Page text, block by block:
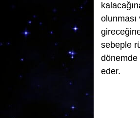
sebeple
dönemde
eder.